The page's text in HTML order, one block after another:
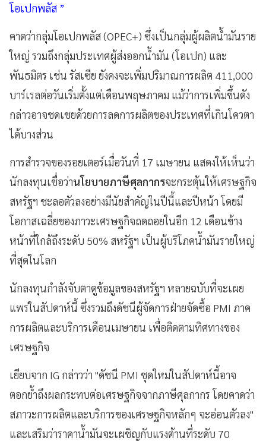
โอเปกพลัส ”
คาดว่ากลุ่มโอเปกพลัส (OPEC+) ซึ่งเป็นกลุ่มผู้ผลิตน้ำมันราย
ใหญ่ รวมถึงกลุ่มประเทศผู้ส่งออกน้ำมัน (โอเปก) และ
พันธมิตร เช่น รัสเซีย ยังคงจะเพิ่มปริมาณการผลิต 411,000
บาร์เรลต่อวันเริ่มตั้งแต่เดือนพฤษภาคม แม้ว่าการเพิ่มขึ้นดัง
กล่าวอาจชดเชยด้วยการลดการผลิตของประเทศที่เกินโควตา
ได้บางส่วน
การสำรวจของรอยเตอร์เมื่อวันที่ 17 เมษายน แสดงให้เห็นว่า
นักลงทุนเชื่อว่านโยบายภาษีศุลกากรจะกระตุ้นให้เศรษฐกิจ
สหรัฐฯ ชะลอตัวลงอย่างมีนัยสำคัญในปีนี้และปีหน้า โดยมี
โอกาสเฉลี่ยของภาวะเศรษฐกิจถดถอยในอีก 12 เดือนข้าง
หน้าที่ใกล้ถึงระดับ 50% สหรัฐฯ เป็นผู้บริโภคน้ำมันรายใหญ่
ที่สุดในโลก
นักลงทุนกำลังจับตาดูข้อมูลของสหรัฐฯ หลายฉบับที่จะเผย
แพร่ในสัปดาห์นี้ ซึ่งรวมถึงดัชนีผู้จัดการฝ่ายจัดซื้อ PMI ภาค
การผลิตและบริการเดือนเมษายน เพื่อติดตามทิศทางของ
เศรษฐกิจ
เยียบจาก IG กล่าวว่า "ดัชนี PMI ชุดใหม่ในสัปดาห์นี้อาจ
ตอกย้ำถึงผลกระทบต่อเศรษฐกิจจากภาษีศุลกากร โดยคาดว่า
สภาวะการผลิตและบริการของเศรษฐกิจหลักๆ จะอ่อนตัวลง"
และเสริมว่าราคาน้ำมันจะเผชิญกับแรงต้านที่ระดับ 70